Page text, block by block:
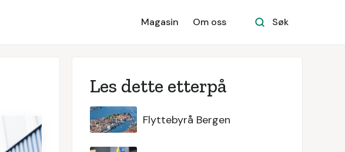
Magasin Om oss Søk
Les dette etterpå
Flyttebyrå Bergen